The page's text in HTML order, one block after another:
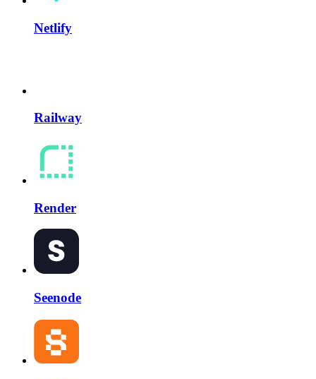
Netlify
Railway
Render
Seenode